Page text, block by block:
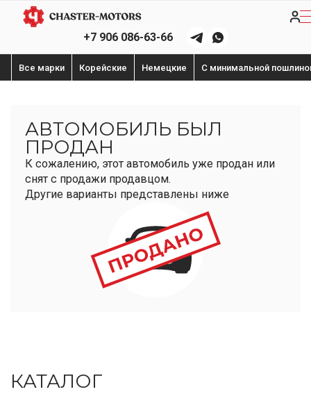
+7 906 086-63-66
Все марки Корейские Немецкие С минимальной
АВТОМОБИЛЬ БЫЛ
ПРОДАН
К сожалению, этот автомобиль уже продан или
снят с продажи продавцом.
Другие варианты представлены ниже
КАТАЛОГ